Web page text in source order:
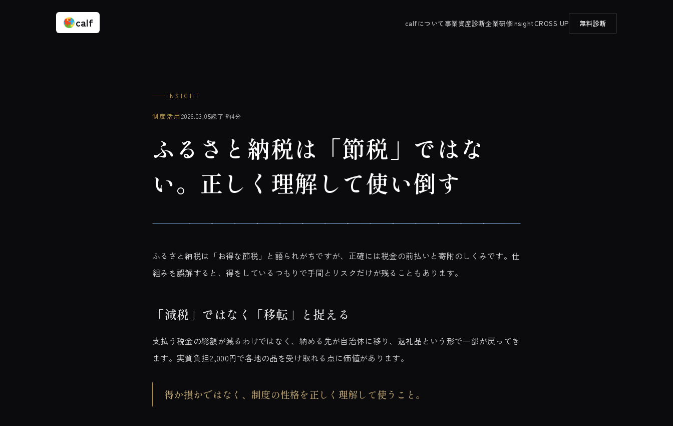
calf calfについて 事業資産診断企業研修InsightCROSS UP 無料診断
INSIGHT
制度活用 2026.03.05読了 約4分
ふるさと納税は「節税」ではな
い。正しく理解して使い倒す
ふるさと納税は「お得な節税」と語られがちですが、正確には税金の前払いと寄附のしくみです。仕
組みを誤解すると、得をしているつもりで手間とリスクだけが残ることもあります。
「減税」ではなく「移転」と捉える
支払う税金の総額が減るわけではなく、納める先が自治体に移り、返礼品という形で一部が戻ってき
ます。実質負担2,000円で各地の品を受け取れる点に価値があります。
得か損かではなく、制度の性格を正しく理解して使うこと。